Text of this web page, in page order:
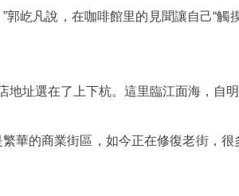
屹凡說，在咖啡館里的見聞讓自己“觸
址選在了上下杭。這里臨江面海，自
華的商業街區，如今正在修復老街，